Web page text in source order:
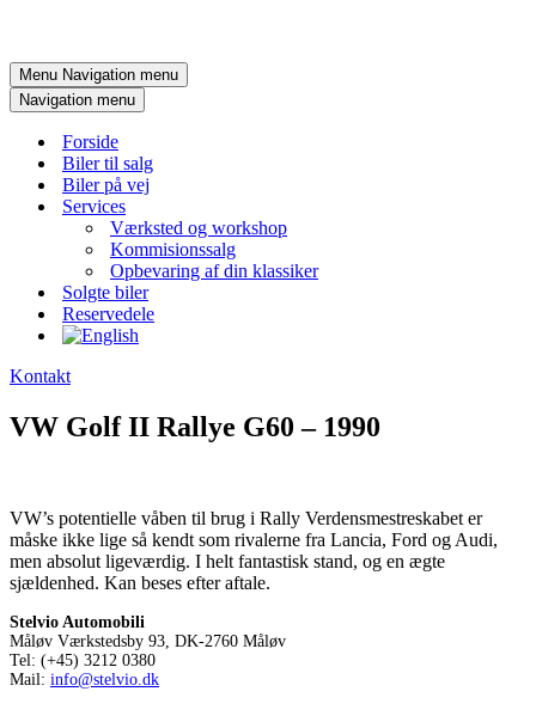
Menu Navigation menu
Navigation menu
Forside
Biler til salg
Biler på vej
Services
Værksted og workshop
Kommisionssalg
Opbevaring af din klassiker
Solgte biler
Reservedele
Kontakt
VW Golf II Rallye G60 – 1990
VW’s potentielle våben til brug i Rally Verdensmestreskabet er
måske ikke lige så kendt som rivalerne fra Lancia, Ford og Audi,
men absolut ligeværdig. I helt fantastisk stand, og en ægte
sjældenhed. Kan beses efter aftale.
Stelvio Automobili
Måløv Værkstedsby 93, DK-2760 Måløv
Tel: (+45) 3212 0380
Mail: info@stelvio.dk